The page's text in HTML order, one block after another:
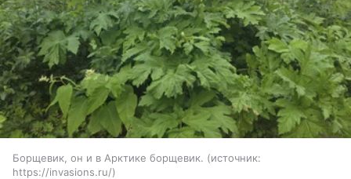
Борщевик, он и в Арктике борщевик.
источник:
https://invasions.ru/